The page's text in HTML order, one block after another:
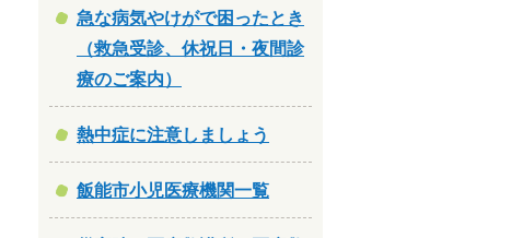
急な病気やけがで困ったとき
（救急受診、休祝日・夜間診
療のご案内）
熱中症に注意しましょう
飯能市小児医療機関一覧